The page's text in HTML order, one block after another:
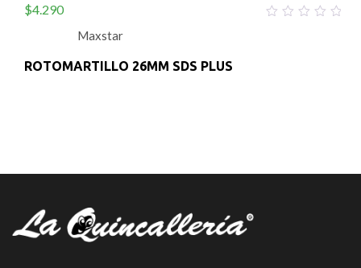
$4.290
Maxstar
ROTOMARTILLO 26MM SDS PLUS